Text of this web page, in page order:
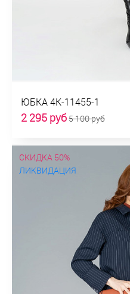
ЮБКА 4К-11455-1
2 295 руб5 100 руб
СКИДКА 50%
ЛИКВИДАЦИЯ